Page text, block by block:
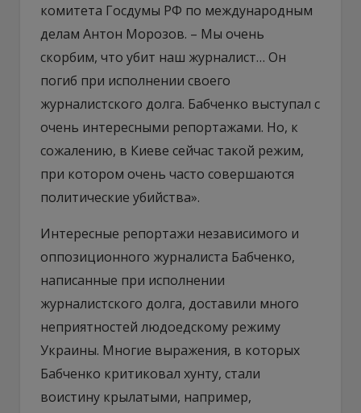
комитета Госдумы РФ по международным
делам Антон Морозов. – Мы очень
скорбим, что убит наш журналист… Он
погиб при исполнении своего
журналистского долга. Бабченко выступал с
очень интересными репортажами. Но, к
сожалению, в Киеве сейчас такой режим,
при котором очень часто совершаются
политические убийства».
Интересные репортажи независимого и
оппозиционного журналиста Бабченко,
написанные при исполнении
журналистского долга, доставили много
неприятностей людоедскому режиму
Украины. Многие выражения, в которых
Бабченко критиковал хунту, стали
воистину крылатыми, например,